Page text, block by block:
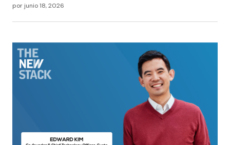
por junio 18, 2026